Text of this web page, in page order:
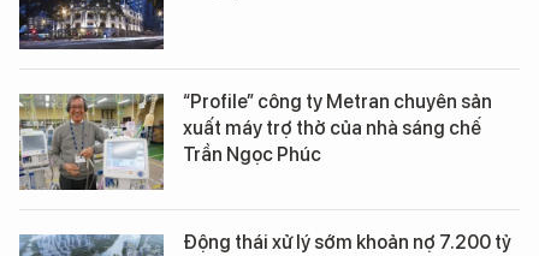
“Profile” công ty Metran chuyên sản
xuất máy trợ thở của nhà sáng chế
Trần Ngọc Phúc
Động thái xử lý sớm khoản nợ 7.200 tỷ